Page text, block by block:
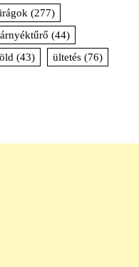
(277)
árnyéktűrő (44)
(43) ültetés (76)